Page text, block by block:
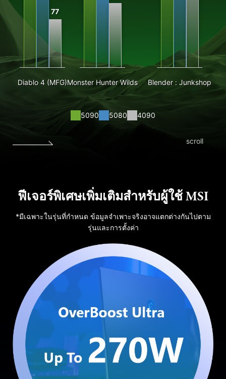
77
Diablo 4 (MFG)Monster Hunter Wilds Blender : Junkshop
5090 5080 4090
scroll
ฟีเจอร์พิเศษเพิ่มเติมสำหรับผู้ใช้ MSI
*มีเฉพาะในรุ่นที่กำหนด ข้อมูลจำเพาะจริงอาจแตกต่างกันไปตาม
รุ่นและการตั้งค่า